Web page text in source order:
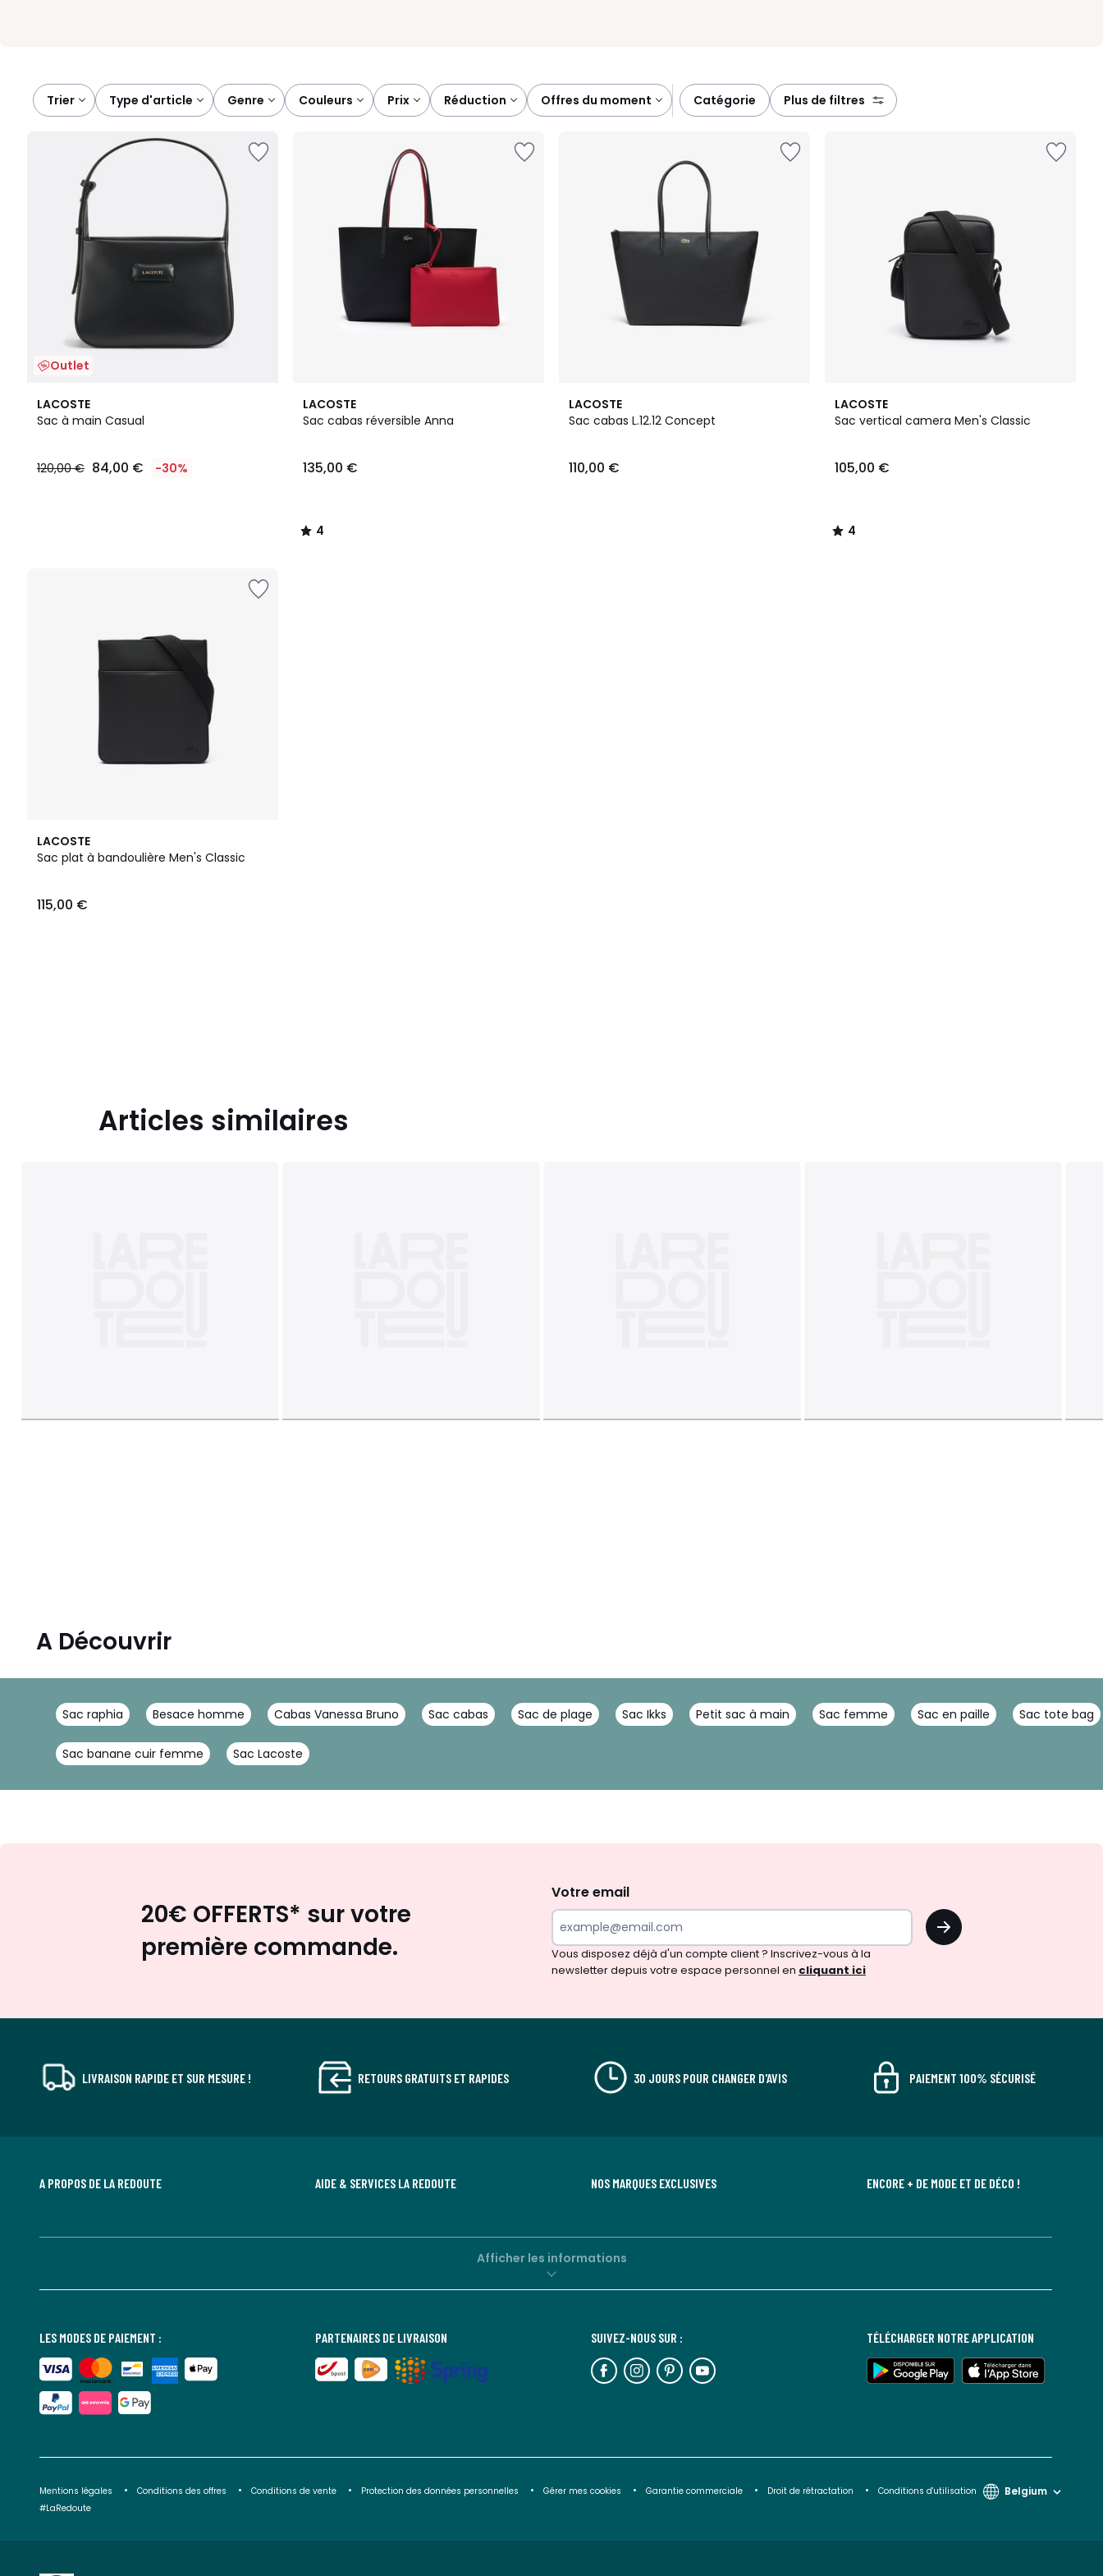
Trier type d'article genre couleurs prix réduction offres du moment catégorie plus de filtres
Outlet
LACOSTE
Sac à main Casual
€
120,00 € 84,00 € -30%
LACOSTE
Sac cabas réversible Anna
135,00 €
4
/
4
/
LACOSTE
Sac cabas L.12.12 Concept
110,00 €
LACOSTE
Sac vertical camera Men's Classic
105,00 €
4
/
4
/
LACOSTE
Sac plat à bandoulière Men's Classic
115,00 €
Articles similaires
A Découvrir
Sac raphia Besace homme Cabas Vanessa Bruno Sac cabas Sac de plage Sac Ikks Petit sac à main Sac femme Sac en paille Sac tote bag
Sac banane cuir femme Sac Lacoste
et
de
surprises?
20€ OFFERTS* sur votre
première commande.
Votre email
OK
Vous disposez déjà d'un compte client ? Inscrivez-vous à la
newsletter depuis votre espace personnel en cliquant ici
LIVRAISON RAPIDE ET SUR MESURE ! RETOURS GRATUITS ET RAPIDES 30 JOURS POUR CHANGER D'AVIS PAIEMENT 100% SÉCURISÉ
A PROPOS DE LA REDOUTE AIDE & SERVICES LA REDOUTE NOS MARQUES EXCLUSIVES ENCORE + DE MODE ET DE DÉCO !
Afficher les informations
LES MODES DE PAIEMENT : PARTENAIRES DE LIVRAISON SUIVEZ-NOUS SUR : TÉLÉCHARGER NOTRE APPLICATION
Mentions légales Conditions des offres Conditions de vente Protection des données personnelles Gérer mes cookies Garantie commerciale Droit de rétractation
Conditions d'utilisation
#LaRedoute
Belgium